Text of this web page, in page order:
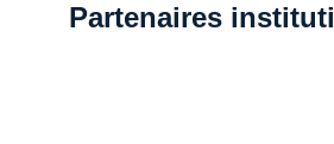
Partenaires